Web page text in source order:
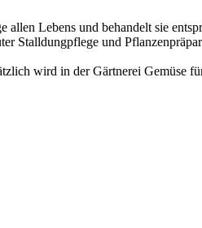
Lebens und behandelt sie
Stalldungpflege und
wird in der Gärtnerei Gemüse